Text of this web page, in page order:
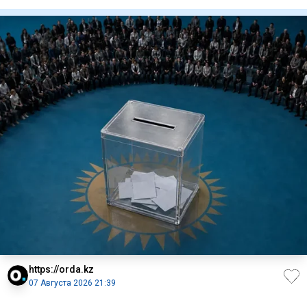
https://orda.kz
07 Августа 2026 21:39